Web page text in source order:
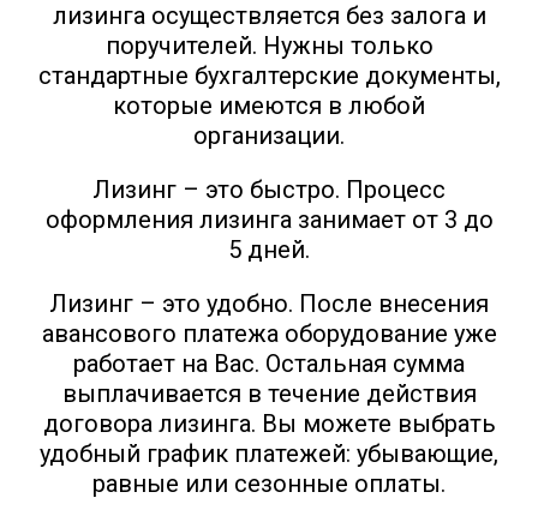
лизинга осуществляется без залога и
поручителей. Нужны только
стандартные бухгалтерские документы,
которые имеются в любой
организации.
Лизинг – это быстро. Процесс
оформления лизинга занимает от 3 до
5 дней.
Лизинг – это удобно. После внесения
авансового платежа оборудование уже
работает на Вас. Остальная сумма
выплачивается в течение действия
договора лизинга. Вы можете выбрать
удобный график платежей: убывающие,
равные или сезонные оплаты.